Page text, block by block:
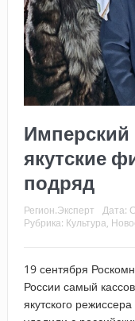
Имперский
якутские
подряд
Регион.Эксперт Дата:
Рубрика: Культура
19 сентября
России самый
якутского